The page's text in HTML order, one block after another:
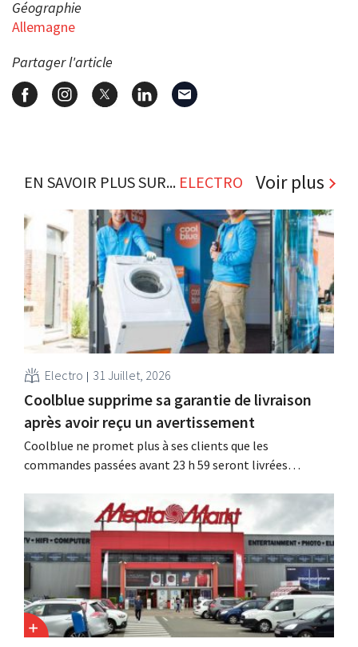
Géographie
Allemagne
Partager l'article
EN SAVOIR PLUS SUR... ELECTRO Voir plus
Electro 31 Juillet, 2026
Coolblue supprime sa garantie de livraison
après avoir reçu un avertissement
Coolblue ne promet plus à ses clients que les
commandes passées avant 23 h 59 seront livrées
la formulation de cette promesse après que la
Commission néerlandaise du code de la publicité a jugé
que celle-ci était trompeuse et déloyale.